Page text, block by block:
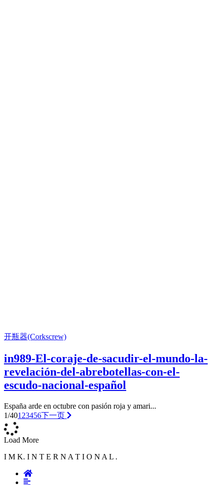
开瓶器(Corkscrew)
in989-El-coraje-de-sacudir-el-mundo-la-
revelación-del-abrebotellas-con-el-
escudo-nacional-español
España arde en octubre con pasión roja y amari...
1/401 23456下一页
Load More
I M K. I N T E R N A T I O N A L .